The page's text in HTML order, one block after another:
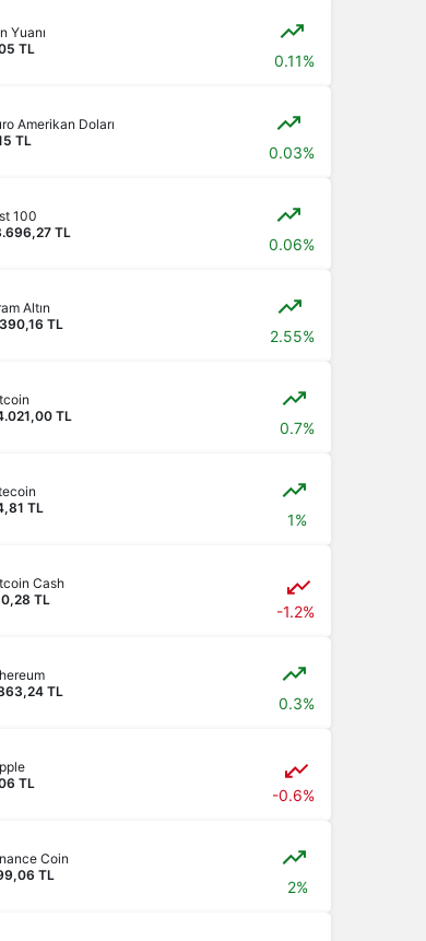
Yuanı
TL
0.11%
Amerikan Doları
TL
0.03%
100
TL
0.06%
Altın
TL
2.55%
TL
0.7%
TL
1%
Cash
TL
-1.2%
TL
0.3%
TL
-0.6%
Coin
TL
2%